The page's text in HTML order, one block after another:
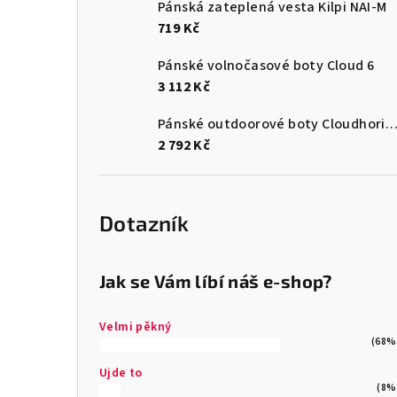
Pánská zateplená vesta Kilpi NAI-M
719 Kč
Pánské volnočasové boty Cloud 6
3 112 Kč
Pánské outdoorové boty Cloudhorizon
2 792 Kč
Dotazník
Jak se Vám líbí náš e-shop?
Velmi pěkný
Ujde to